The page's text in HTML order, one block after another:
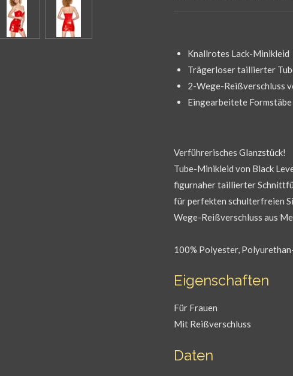
Knallrotes Lack-Minikleid
Trägerloser taillierter
2-Wege-Reißverschluss
Eingearbeitete Formstäbe
Verführerisches Glanzstück!
Tube-Minikleid von Black
figurnaher taillierter
für perfekten schulterfreien
Wege-Reißverschluss aus
100% Polyester,
Eigenschaften
Für Frauen
Mit Reißverschluss
Daten